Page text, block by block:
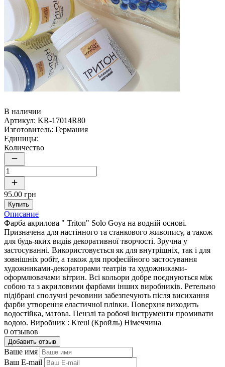
В наличии
Артикул: KR-17014R80
Изготовитель: Германия
Единицы:
Количество
95.00 грн
Купить
Описание
Фарба акрилова " Triton" Solo Goya на водній основі.
Призначена для настінного та станкового живопису, а також
для будь-яких видів декоративної творчості. Зручна у
застосуванні. Використовується як для внутрішніх, так і для
зовнішніх робіт, а також для професійного застосування
художниками-декораторами театрів та художниками-
оформлювачами вітрин. Всі кольори добре поєднуються між
собою та з акриловими фарбами інших виробників. Ретельно
підібрані сполучні речовини забезпечують після висихання
фарби утворення еластичної плівки. Поверхня виходить
водостійка, матова. Пензлі та робочі інструменти промивати
водою. Виробник : Kreul (Кройль) Німеччина
0 отзывов
Добавить отзыв
Ваше имя
Ваш E-mail